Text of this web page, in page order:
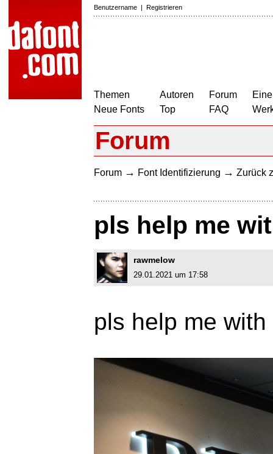
Benutzername | Registrieren
Themen
Neue Fonts
Autoren
Top
Forum
FAQ
Forum
Forum → Font Identifizierung → Zurück
pls help me
rawmelow
29.01.2021 um 17:58
pls help me